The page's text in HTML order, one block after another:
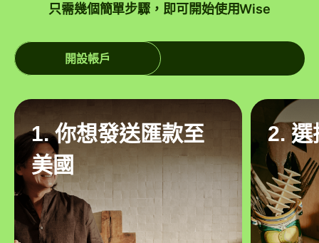
只需幾個簡單步驟，即可開始使用Wise
開設帳戶
1. 你想發送匯款至
美國
2. 選